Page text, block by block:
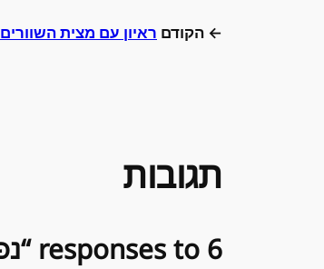
← הקודם ראיון עם מצית השוורים
תגובות
6 responses to “נפנופי ידיים”